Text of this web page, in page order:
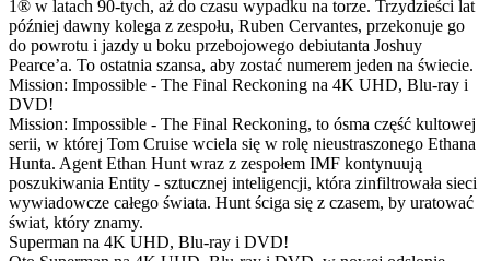
1® w latach 90-tych, aż do czasu wypadku na torze. Trzydzieści lat
później dawny kolega z zespołu, Ruben Cervantes, przekonuje go
do powrotu i jazdy u boku przebojowego debiutanta Joshuy
Pearce’a. To ostatnia szansa, aby zostać numerem jeden na świecie.
Mission: Impossible - The Final Reckoning na 4K UHD, Blu-ray i
DVD!
Mission: Impossible - The Final Reckoning, to ósma część kultowej
serii, w której Tom Cruise wciela się w rolę nieustraszonego Ethana
Hunta. Agent Ethan Hunt wraz z zespołem IMF kontynuują
poszukiwania Entity - sztucznej inteligencji, która zinfiltrowała sieci
wywiadowcze całego świata. Hunt ściga się z czasem, by uratować
świat, który znamy.
Superman na 4K UHD, Blu-ray i DVD!